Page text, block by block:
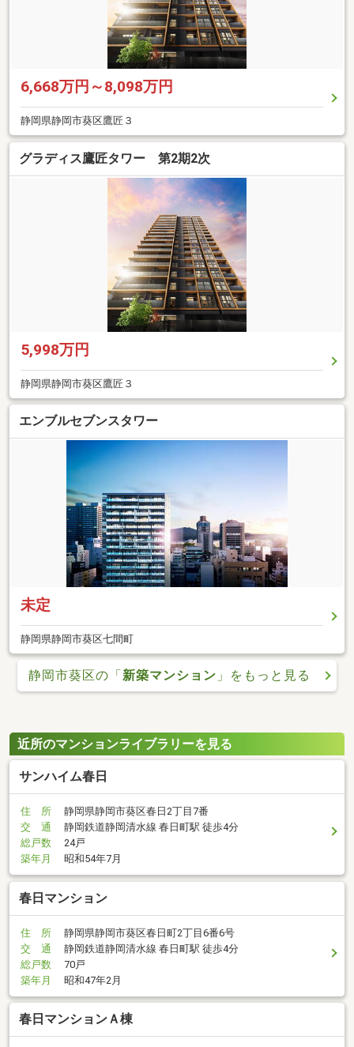
6,668万円～8,098万円
静岡県静岡市葵区鷹匠３
グラディス鷹匠タワー 第2期2次
5,998万円
静岡県静岡市葵区鷹匠３
エンブルセブンスタワー
未定
静岡県静岡市葵区七間町
静岡市葵区の「 新築マンション 」をもっと見る
近所のマンションライブラリーを見る
サンハイム春日
住 所
静岡県静岡市葵区春日2丁目7番
交 通
静岡鉄道静岡清水線 春日町駅 徒歩4分
総戸数
24戸
築年月
昭和54年7月
春日マンション
住 所
静岡県静岡市葵区春日町2丁目6番6号
交 通
静岡鉄道静岡清水線 春日町駅 徒歩4分
総戸数
70戸
築年月
昭和47年2月
春日マンションＡ棟